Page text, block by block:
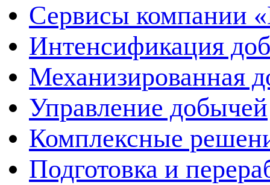
Сервисы компании
Интенсификация
Механизированная
Управление добычей
Комплексные
Подготовка и